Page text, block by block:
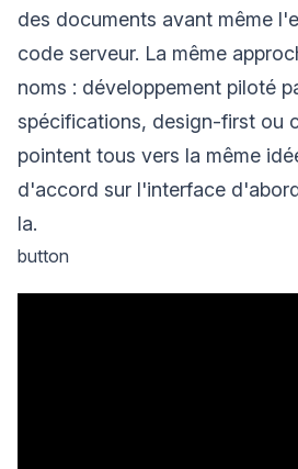
des documents avant même
code serveur. La même
noms : développement piloté
spécifications, design-first ou
pointent tous vers la même
d'accord sur l'interface
la.
button